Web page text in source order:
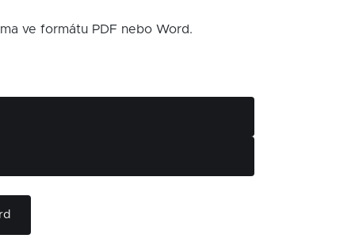
ve formátu PDF nebo Word.